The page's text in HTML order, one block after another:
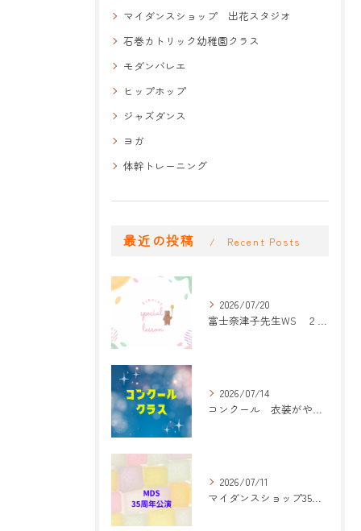
マイダンスショップ 出花スタジオ
石巻カトリック幼稚園クラス
モダンバレエ
ヒップホップ
ジャズダンス
ヨガ
体幹トレーニング
最近の投稿 Recent Posts
2026/07/20
富士奈津子先生WS ２回目
2026/07/14
コンクール 衣装がやって来た！
2026/07/11
マイダンスショップ35周年記念公演 振付開始